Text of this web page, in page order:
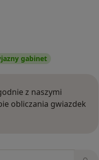
gabinet
z naszymi
obliczania gwiazdek